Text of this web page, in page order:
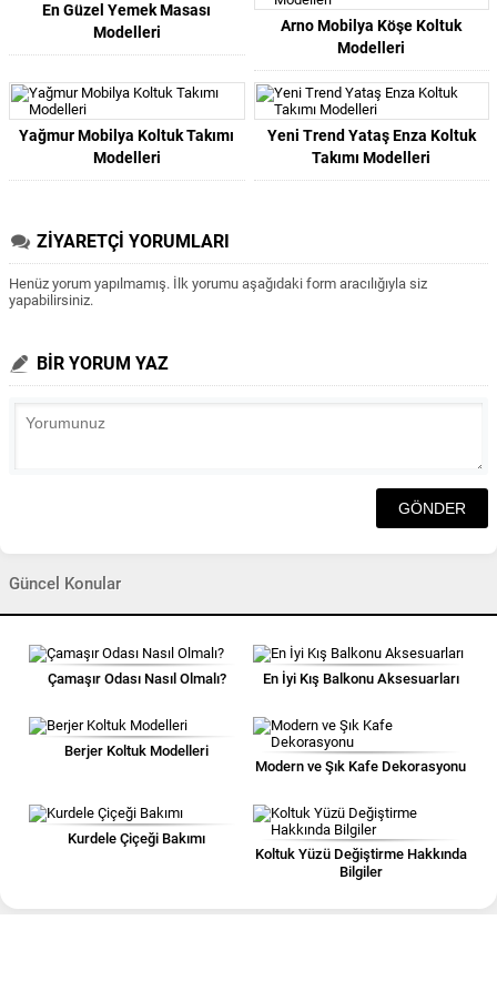
En Güzel Yemek Masası
Modelleri
Arno Mobilya Köşe Koltuk
Modelleri
Yağmur Mobilya Koltuk Takımı
Modelleri
Yeni Trend Yataş Enza Koltuk
Takımı Modelleri
ZİYARETÇİ YORUMLARI
Henüz yorum yapılmamış. İlk yorumu aşağıdaki form aracılığıyla siz
yapabilirsiniz.
BİR YORUM YAZ
Güncel Konular
Çamaşır Odası Nasıl Olmalı? En İyi Kış Balkonu Aksesuarları
Berjer Koltuk Modelleri
Modern ve Şık Kafe Dekorasyonu
Kurdele Çiçeği Bakımı
Koltuk Yüzü Değiştirme Hakkında
Bilgiler